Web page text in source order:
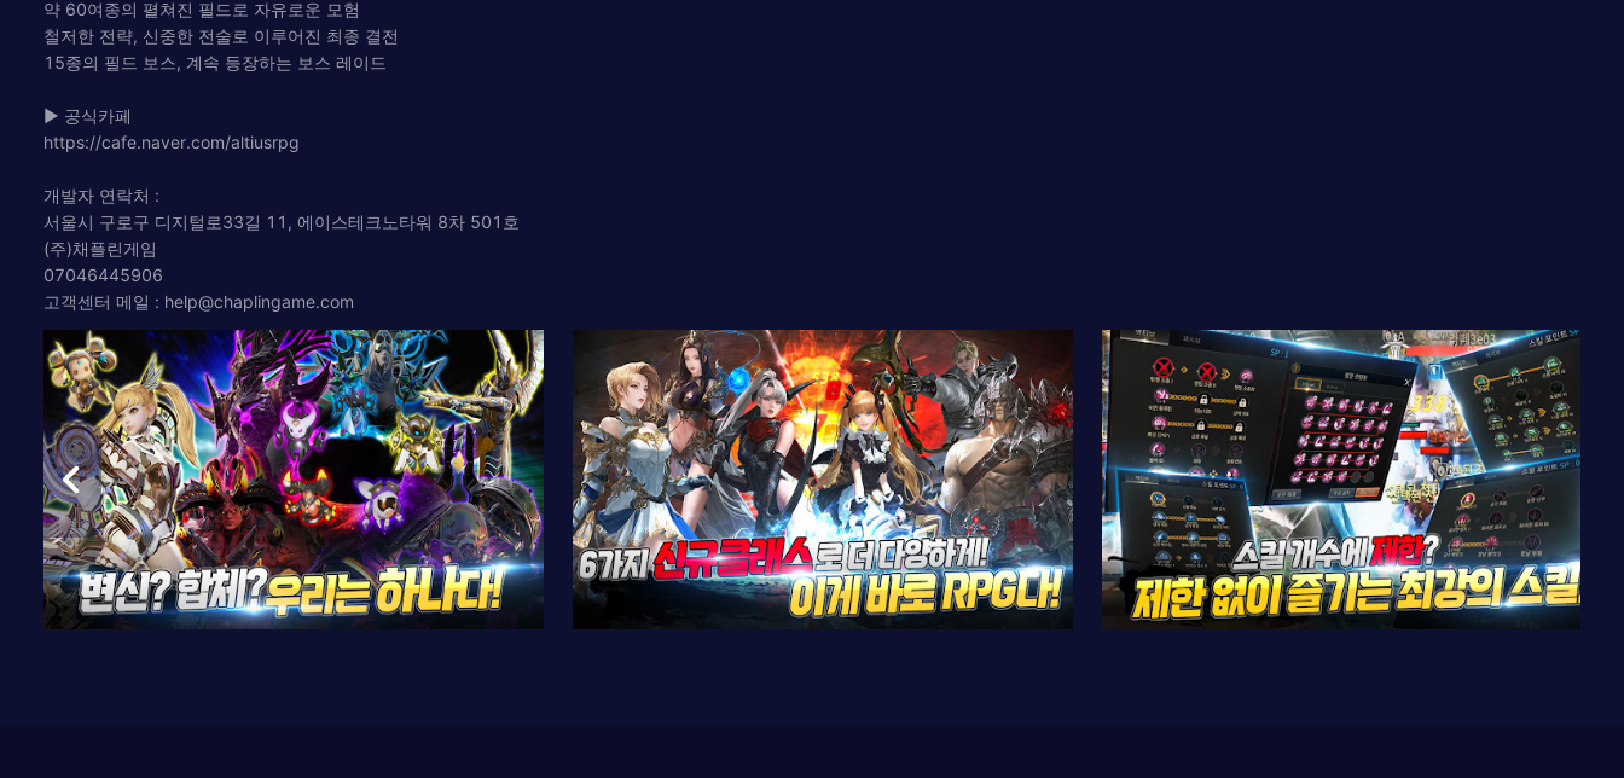
약 60여종의 펼쳐진 필드로 자유로운 모험
철저한 전략, 신중한 전술로 이루어진 최종 결전
15종의 필드 보스, 계속 등장하는 보스 레이드
▶ 공식카페
https://cafe.naver.com/altiusrpg
개발자 연락처 :
서울시 구로구 디지털로33길 11, 에이스테크노타워 8차 501호
(주)채플린게임
07046445906
고객센터 메일 : help@chaplingame.com